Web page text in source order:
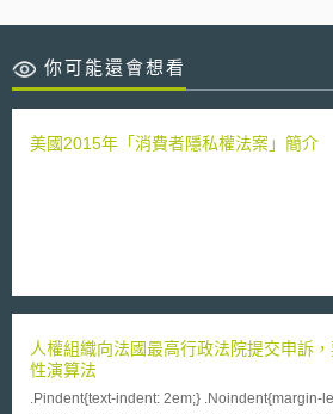
你可能還會想看
美國2015年「消費者隱私權法案」簡介
人權組織向法國最高行政法院提交申訴
性演算法
.Pindent{text-indent: 2em;} .Noindent{margin-